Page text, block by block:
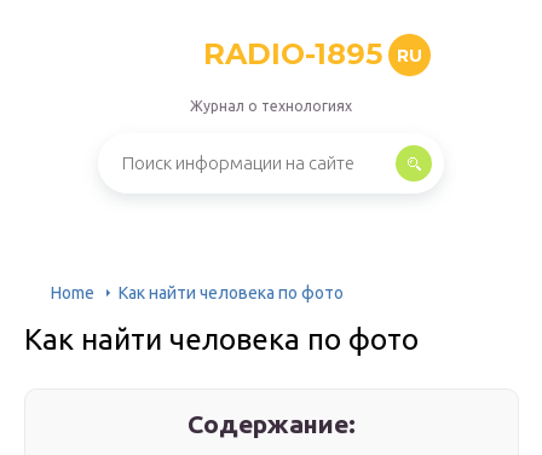
RADIO-1895 RU
Журнал о технологиях
Home Как найти человека по фото
Как найти человека по фото
Содержание: